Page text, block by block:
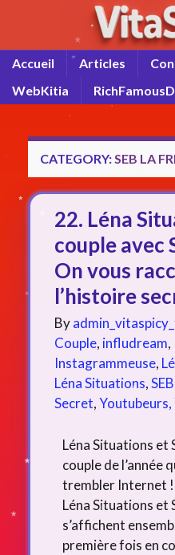
Accueil Articles
WebKitia
CATEGORY: SEB LA
22. Léna
couple avec
On vous
l’histoire
By
Couple, infludream,
Instagrammeuse,
Léna Situations,SEB
Secret,Youtubeurs,
Léna Situations et
couple de l’année
trembler Internet !
Léna Situations et
s’affichent
première fois en